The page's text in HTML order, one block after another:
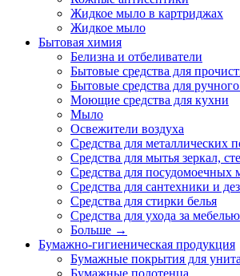
Жидкое мыло в картриджах
Жидкое мыло
Бытовая химия
Белизна и отбеливатели
Бытовые средства для
Бытовые средства для
Моющие средства для кухни
Мыло
Освежители воздуха
Средства для металлических
Средства для мытья зеркал,
Средства для посудомоечных
Средства для сантехники и
Средства для стирки белья
Средства для ухода за мебелью
Больше →
Бумажно-гигиеническая продукция
Бумажные покрытия для
Бумажные полотенца